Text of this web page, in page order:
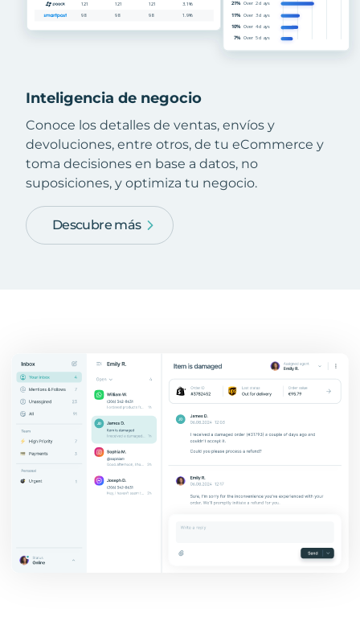
Inteligencia de negocio
Conoce los detalles de ventas, envíos y
devoluciones, entre otros, de tu eCommerce y
toma decisiones en base a datos, no
suposiciones, y optimiza tu negocio.
Descubre más